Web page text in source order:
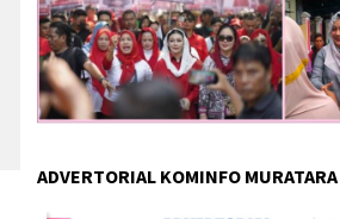
ADVERTORIAL KOMINFO MURATARA